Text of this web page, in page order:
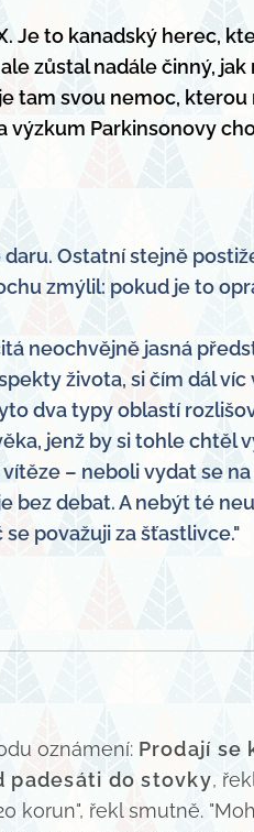
Je to kanadský herec,
zůstal nadále činný,
tam svou nemoc,
výzkum Parkinsonovy
Ostatní stejně
zmýlil: pokud je to
neochvějně jasná
života, si čím dál
dva typy oblastí
jenž by si tohle
– neboli vydat se
bez debat. A nebýt té
považuji za šťastlivce."
oznámení: Prodají se
padesáti do stovky,
korun", řekl smutně.